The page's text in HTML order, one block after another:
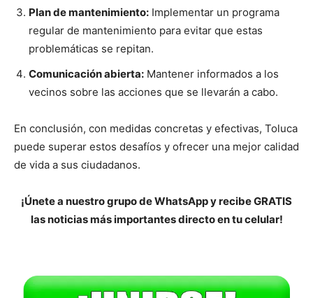
Plan de mantenimiento: Implementar un programa
regular de mantenimiento para evitar que estas
problemáticas se repitan.
Comunicación abierta: Mantener informados a los
vecinos sobre las acciones que se llevarán a cabo.
En conclusión, con medidas concretas y efectivas, Toluca
puede superar estos desafíos y ofrecer una mejor calidad
de vida a sus ciudadanos.
¡Únete a nuestro grupo de WhatsApp y recibe GRATIS
las noticias más importantes directo en tu celular!